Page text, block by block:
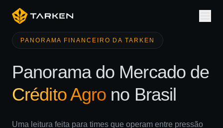
PANORAMA FINANCEIRO DA TARKEN
Panorama do Mercado de
Crédito Agro no Brasil
Uma leitura feita para times que operam entre pressão